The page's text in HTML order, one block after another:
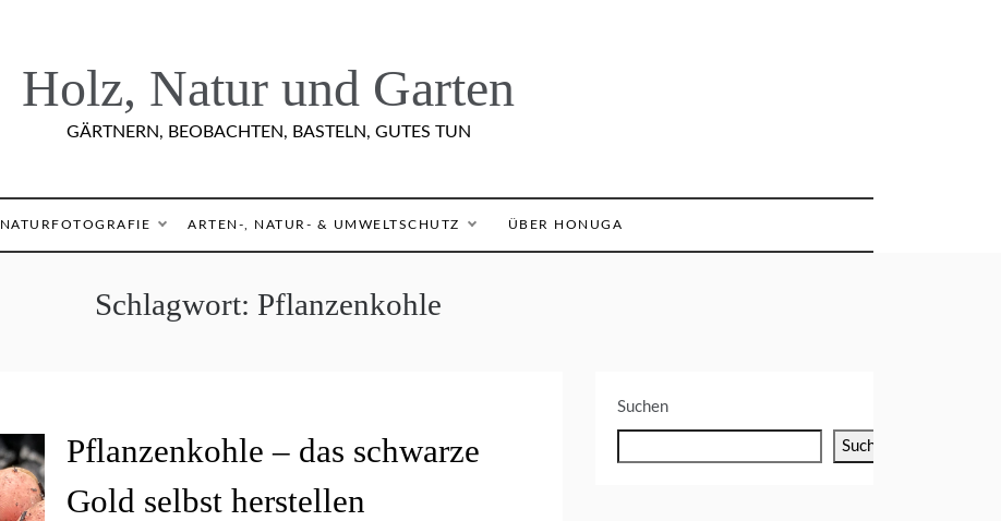
Holz, Natur und Garten
GÄRTNERN, BEOBACHTEN, BASTELN, GUTES TUN
NATURFOTOGRAFIE ARTEN-, NATUR- & UMWELTSCHUTZ ÜBER HONUGA
Schlagwort: Pflanzenkohle
Ü
S
Pflanzenkohle – das schwarze
Gold selbst herstellen
Suchen
Suchen